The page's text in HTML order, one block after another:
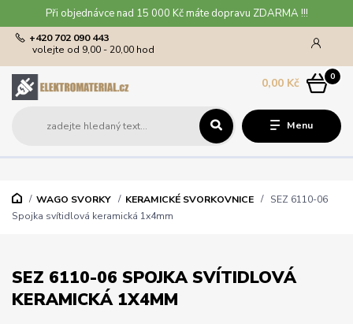
Při objednávce nad 15 000 Kč máte dopravu ZDARMA !!!
Menu
+420 702 090 443
volejte od 9,00 - 20,00 hod
0
0,00 Kč
WAGO SVORKY KERAMICKÉ SVORKOVNICE
SEZ 6110-06
Spojka svítidlová keramická 1x4mm
SEZ 6110-06 SPOJKA SVÍTIDLOVÁ
KERAMICKÁ 1X4MM